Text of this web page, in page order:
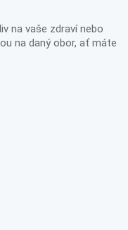
na vaše zdraví nebo
na daný obor, ať máte